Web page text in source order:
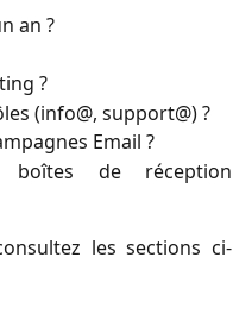
an ?
?
(info@, support@) ?
Email ?
boîtes de réception
les sections ci-